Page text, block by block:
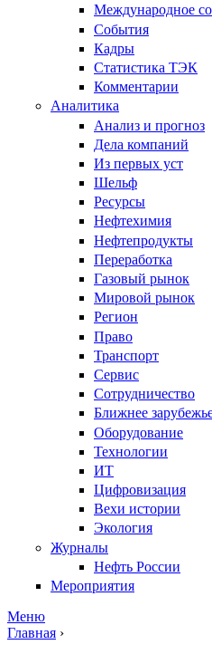
Международное
События
Кадры
Статистика ТЭК
Комментарии
Аналитика
Анализ и прогноз
Дела компаний
Из первых уст
Шельф
Ресурсы
Нефтехимия
Нефтепродукты
Переработка
Газовый рынок
Мировой рынок
Регион
Право
Транспорт
Сервис
Сотрудничество
Ближнее
Оборудование
Технологии
ИТ
Цифровизация
Вехи истории
Экология
Журналы
Нефть России
Мероприятия
Меню
Главная ›